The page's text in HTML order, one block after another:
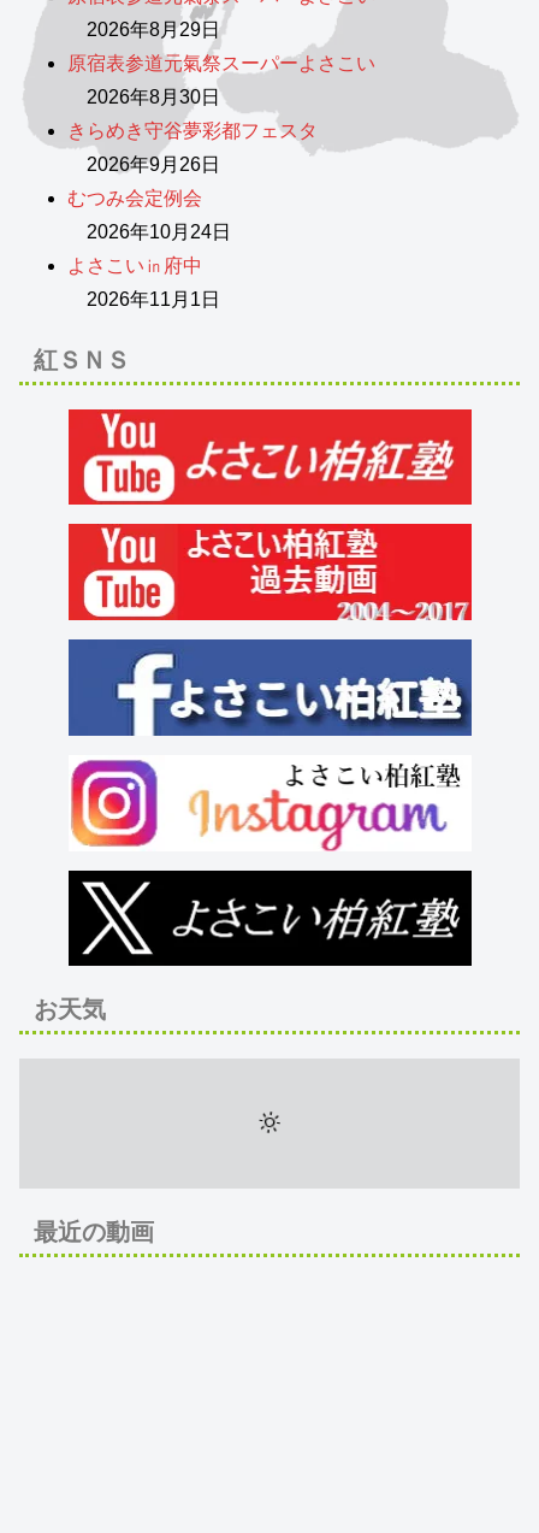
2026年8月29日
原宿表参道元氣祭スーパーよさこい
2026年8月30日
きらめき守谷夢彩都フェスタ
2026年9月26日
むつみ会定例会
2026年10月24日
よさこい㏌府中
2026年11月1日
紅ＳＮＳ
お天気
最近の動画